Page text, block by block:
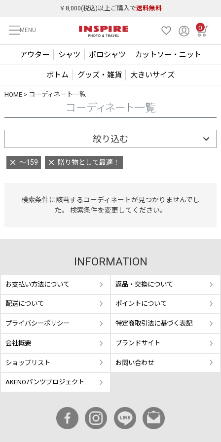
￥8,000(税込)以上ご購入で送料無料
MENU 0
アウター シャツ ポロシャツ カットソー・ニット
ボトム グッズ・雑貨 大きいサイズ
HOME コーディネート一覧
コーディネート一覧
絞り込む
～159 贈り物として最適！
検索条件に該当するコーディネートが見つかりませんでし
た。 検索条件を変更してください。
INFORMATION
お支払い方法について 返品・交換について
配送について ポイントについて
プライバシーポリシー 特定商取引法に基づく表記
会社概要 ブランドサイト
ショップリスト お問い合わせ
AKENOパンツプロジェクト